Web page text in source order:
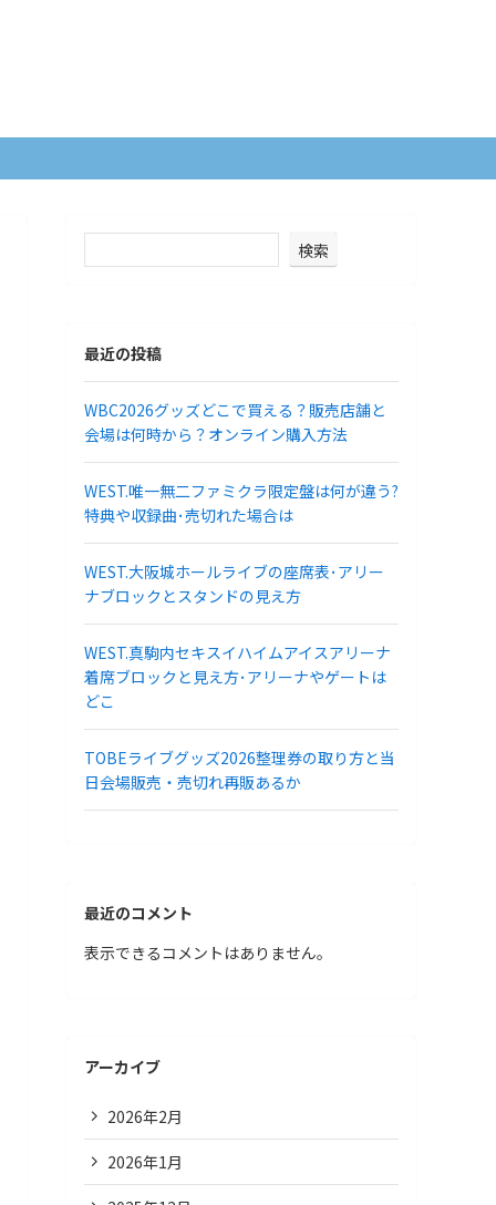
検索
最近の投稿
WBC2026グッズどこで買える？販売店舗と
会場は何時から？オンライン購入方法
WEST.唯一無二ファミクラ限定盤は何が違う?
特典や収録曲･売切れた場合は
WEST.大阪城ホールライブの座席表･アリー
ナブロックとスタンドの見え方
WEST.真駒内セキスイハイムアイスアリーナ
着席ブロックと見え方･アリーナやゲートは
どこ
TOBEライブグッズ2026整理券の取り方と当
日会場販売・売切れ再販あるか
最近のコメント
表示できるコメントはありません。
アーカイブ
2026年2月
2026年1月